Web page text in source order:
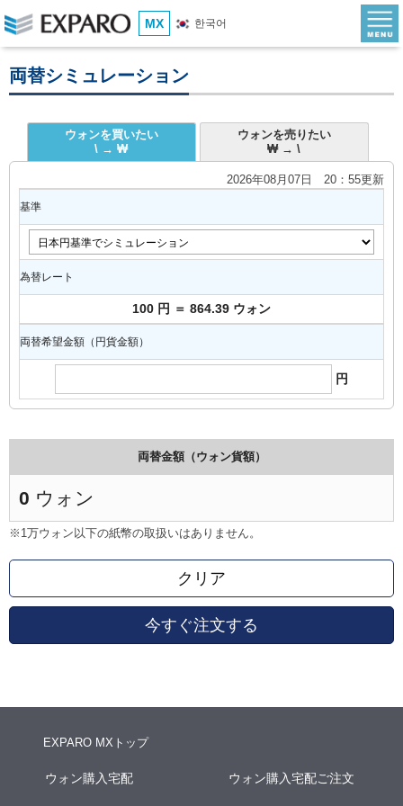
MX 한국어
両替シミュレーション
ウォンを買いたい
\ → ₩
ウォンを売りたい
₩ → \
2026年08月07日 20：55更新
基準
為替レート
100 円 ＝ 864.39 ウォン
両替希望金額（円貨金額）
円
両替金額（ウォン貨額）
0 ウォン
※1万ウォン以下の紙幣の取扱いはありません。
クリア
今すぐ注文する
EXPARO MXトップ
ウォン購入宅配 ウォン購入宅配ご注文